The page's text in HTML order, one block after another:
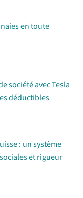
en toute
société avec Tesla
déductibles
: un système
et rigueur